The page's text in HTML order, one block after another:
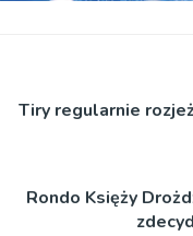
Tiry regularnie
Rondo Księży